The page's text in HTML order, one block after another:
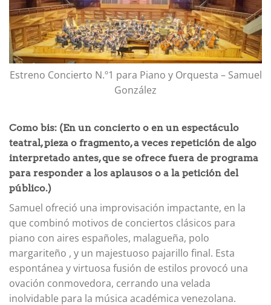
Estreno Concierto N.º1 para Piano y Orquesta – Samuel
González
Como bis: (En un concierto o en un espectáculo
teatral, pieza o fragmento, a veces repetición de algo
interpretado antes, que se ofrece fuera de programa
para responder a los aplausos o a la petición del
público.)
Samuel ofreció una improvisación impactante, en la
que combinó motivos de conciertos clásicos para
piano con aires españoles, malagueña, polo
margariteño , y un majestuoso pajarillo final. Esta
espontánea y virtuosa fusión de estilos provocó una
ovación conmovedora, cerrando una velada
inolvidable para la música académica venezolana.